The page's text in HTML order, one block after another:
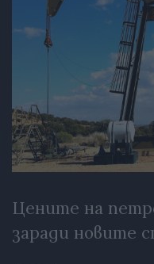
Цените на
заради новите